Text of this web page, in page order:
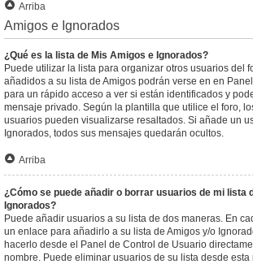
Arriba
Amigos e Ignorados
¿Qué es la lista de Mis Amigos e Ignorados?
Puede utilizar la lista para organizar otros usuarios del
añadidos a su lista de Amigos podrán verse en en
para un rápido acceso a ver si están identificados y
mensaje privado. Según la plantilla que utilice el foro,
usuarios pueden visualizarse resaltados. Si añade un
Ignorados, todos sus mensajes quedarán ocultos.
Arriba
¿Cómo se puede añadir o borrar usuarios de mi lista
Ignorados?
Puede añadir usuarios a su lista de dos maneras. En
un enlace para añadirlo a su lista de Amigos y/o
hacerlo desde el Panel de Control de Usuario
nombre. Puede eliminar usuarios de su lista desde esta